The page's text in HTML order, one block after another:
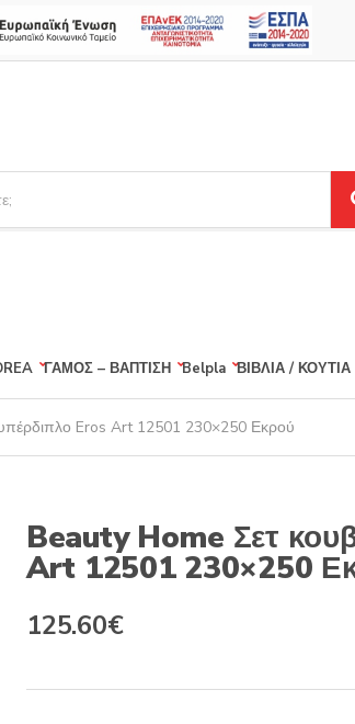
ΓΑΜΟΣ – ΒΑΠΤΙΣΗ Belpla ΒΙΒΛΙΑ /
Eros Art 12501 230×250 Εκρού
Beauty Home Σετ
Art 12501 230×250
Original
125.60€Η